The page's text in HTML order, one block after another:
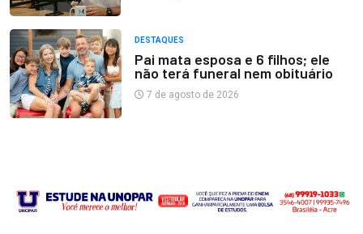
DESTAQUES
Pai mata esposa e 6 filhos; ele
não terá funeral nem obituário
7 de agosto de 2026